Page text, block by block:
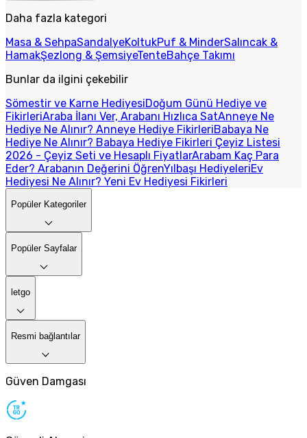
Daha fazla kategori
Masa & SehpaSandalyeKoltukPuf & MinderSalıncak &
HamakŞezlong & ŞemsiyeTenteBahçe Takımı
Bunlar da ilgini çekebilir
Sömestir ve Karne HediyesiDoğum Günü Hediye ve
FikirleriAraba İlanı Ver, Arabanı Hızlıca SatAnneye Ne
Hediye Ne Alınır? Anneye Hediye FikirleriBabaya Ne
Hediye Ne Alınır? Babaya Hediye Fikirleri Çeyiz Listesi
2026 - Çeyiz Seti ve Hesaplı FiyatlarArabam Kaç Para
Eder? Arabanın Değerini ÖğrenYılbaşı HediyeleriEv
Hediyesi Ne Alınır? Yeni Ev Hediyesi Fikirleri
Popüler Kategoriler
Popüler Sayfalar
letgo
Resmi bağlantılar
Güven Damgası